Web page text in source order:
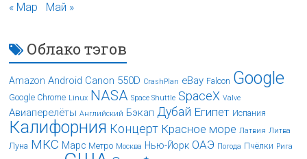
« Мар Май »
Облако тэгов
Amazon Android Canon 550D CrashPlan eBay Falcon Google
Google Chrome Linux NASA Space Shuttle SpaceX Valve
Авиаперелёты Английский Бэкап Дубай Египет Испания
Калифорния Концерт Красное море Латвия Литва
Луна МКС Марс Метро Москва Нью-Йорк ОАЭ Погода Пчёлки Рига